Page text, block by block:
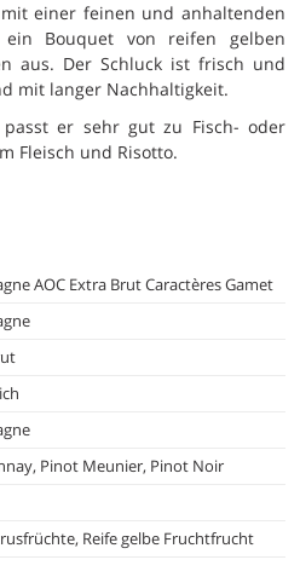
einer feinen und anhaltenden
Bouquet von reifen gelben
aus. Der Schluck ist frisch und
mit langer Nachhaltigkeit.
passt er sehr gut zu Fisch- oder
Fleisch und Risotto.
AOC Extra Brut Caractères Gamet
Pinot Meunier, Pinot Noir
Reife gelbe Fruchtfrucht